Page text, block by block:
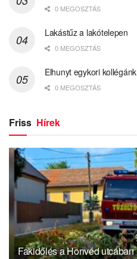
0 MEGOSZTÁS
Lakástűz a lakótelepen
0 MEGOSZTÁS
Elhunyt egykori kollégánk
0 MEGOSZTÁS
Friss Hírek
Fakidőlés a Honvéd utcában